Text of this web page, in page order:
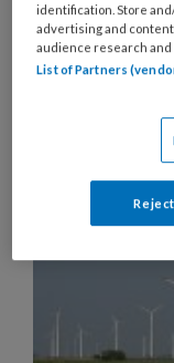
identification. Store
advertising and
audience research
List of Partners